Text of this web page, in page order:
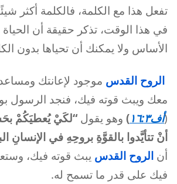
تفعل هذا مع الكلمة، فالكلمة أكثر
في هذا الوقت، تذكر حقيقة أن
الأساس ولا يمكنك أن تحياها بدون
الروح القدس موجود لإعانتك
معك ويبث قوته فيك، فنجد الرسول
(أف١٦:٣ ) وهو يقول “لكَيْ يُعطيَكُمْ
أنْ تتأيَّدوا بالقوَّةِ بروحِهِ في الإنسانِ
أن الروح القدس يبث قوته فيك،
فيك على قدر ما تسمح له.